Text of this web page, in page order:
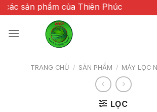
Chuyển
đến
nội
của Thiên Phúc
TRANG CHỦ / SẢN PHẨM / MÁY LỌC
LỌC